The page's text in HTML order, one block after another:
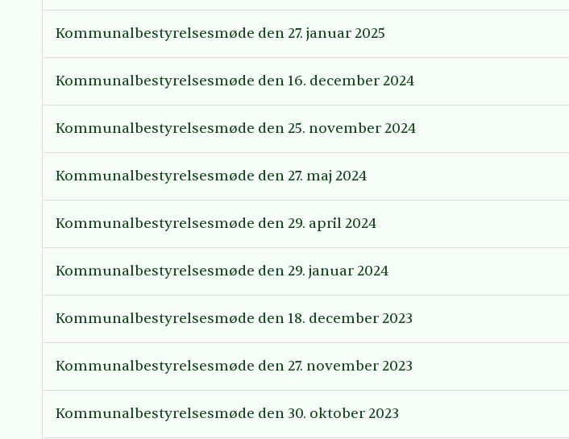
Kommunalbestyrelsesmøde den 27. januar 2025
Kommunalbestyrelsesmøde den 16. december 2024
Kommunalbestyrelsesmøde den 25. november 2024
Kommunalbestyrelsesmøde den 27. maj 2024
Kommunalbestyrelsesmøde den 29. april 2024
Kommunalbestyrelsesmøde den 29. januar 2024
Kommunalbestyrelsesmøde den 18. december 2023
Kommunalbestyrelsesmøde den 27. november 2023
Kommunalbestyrelsesmøde den 30. oktober 2023